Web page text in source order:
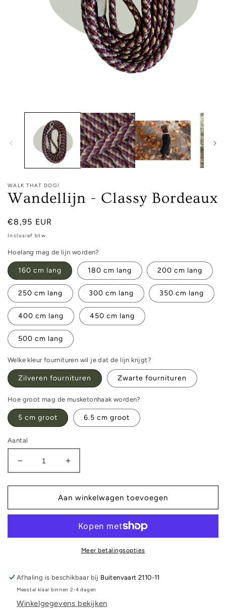
WALK THAT DOG!
Wandellijn - Classy Bordeaux
Normale
prijs
€8,95 EUR
Inclusief btw.
Hoelang mag de lijn worden?
160 cm lang 180 cm lang 200 cm lang
250 cm lang 300 cm lang 350 cm lang
400 cm lang 450 cm lang
500 cm lang
Welke kleur fournituren wil je dat de lijn krijgt?
Zilveren fournituren Zwarte fournituren
Hoe groot mag de musketonhaak worden?
5 cm groot 6.5 cm groot
Aantal
Aantal
verlagen
voor
Wandellijn
-
Aantal
verhogen
voor
Wandellijn
-
Bordeaux
Aan winkelwagen toevoegen
Meer betalingsopties
Afhaling is beschikbaar bij Buitenvaart 2110-11
Meestal klaar binnen 2-4 dagen
Winkelgegevens bekijken